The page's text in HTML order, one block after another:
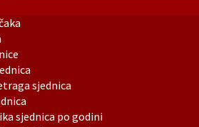
sjednica
sjednica po godini